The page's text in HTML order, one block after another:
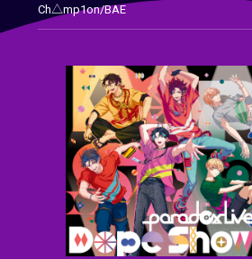
Ch△mp1on/BAE